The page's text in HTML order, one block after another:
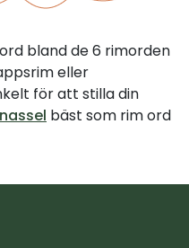
bland de 6 rimorden
eller
för att stilla din
bäst som rim ord